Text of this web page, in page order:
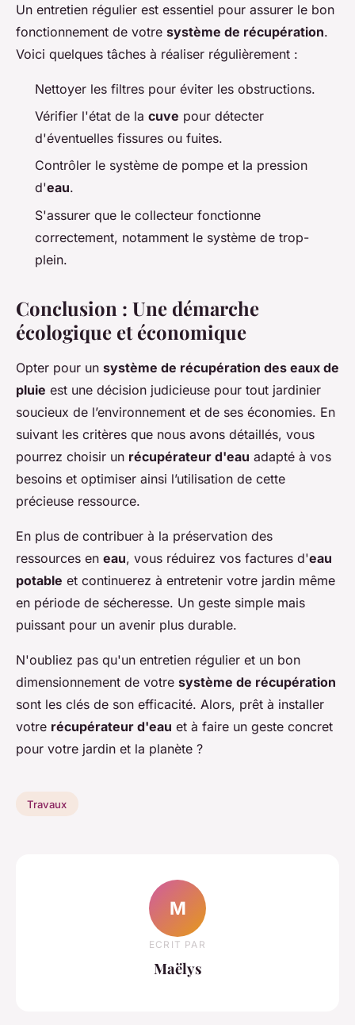
Un entretien régulier est essentiel pour assurer le bon
fonctionnement de votre système de récupération.
Voici quelques tâches à réaliser régulièrement :
Nettoyer les filtres pour éviter les obstructions.
Vérifier l'état de la cuve pour détecter
d'éventuelles fissures ou fuites.
Contrôler le système de pompe et la pression
d'eau.
S'assurer que le collecteur fonctionne
correctement, notamment le système de trop-
plein.
Conclusion : Une démarche
écologique et économique
Opter pour un système de récupération des eaux de
pluie est une décision judicieuse pour tout jardinier
soucieux de l’environnement et de ses économies. En
suivant les critères que nous avons détaillés, vous
pourrez choisir un récupérateur d'eau adapté à vos
besoins et optimiser ainsi l’utilisation de cette
précieuse ressource.
En plus de contribuer à la préservation des
ressources en eau, vous réduirez vos factures d'eau
potable et continuerez à entretenir votre jardin même
en période de sécheresse. Un geste simple mais
puissant pour un avenir plus durable.
N'oubliez pas qu'un entretien régulier et un bon
dimensionnement de votre système de récupération
sont les clés de son efficacité. Alors, prêt à installer
votre récupérateur d'eau et à faire un geste concret
pour votre jardin et la planète ?
Travaux
M
ECRIT PAR
Maëlys